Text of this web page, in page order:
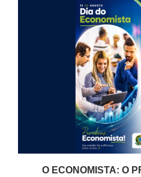
O ECONOMISTA: O